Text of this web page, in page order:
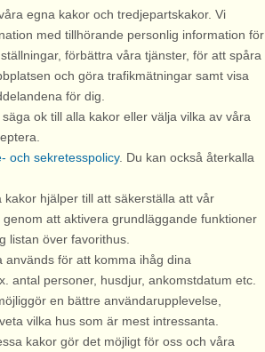
Din vistelse
Innan hemresan
Värt att veta
Trygghet & garanti
Förbehåll
egna kakor och tredjepartskakor. Vi
med tillhörande personlig information för
förbättra våra tjänster, för att spåra
och göra trafikmätningar samt visa
för dig.
ok till alla kakor eller välja vilka av våra
och sekretesspolicy. Du kan också återkalla
kakor hjälper till att säkerställa att vår
att aktivera grundläggande funktioner
listan över favorithus.
används för att komma ihåg dina
antal personer, husdjur, ankomstdatum etc.
en bättre användarupplevelse,
vilka hus som är mest intressanta.
kakor gör det möjligt för oss och våra